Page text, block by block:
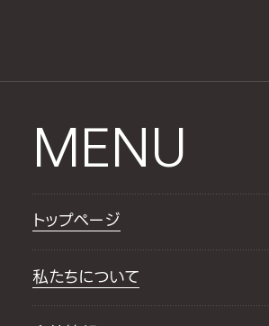
MENU
トップページ
私たちについて